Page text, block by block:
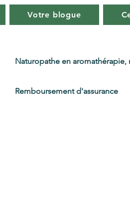
Votre blogue
Naturopathe en
Remboursement d'assurance